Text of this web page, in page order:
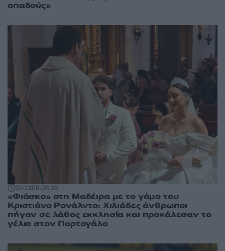
οπαδούς»
23:1308.08.26
«Φιάσκο» στη Μαδέιρα με το γάμο του
Κριστιάνο Ρονάλντο: Χιλιάδες άνθρωποι
πήγαν σε λάθος εκκλησία και προκάλεσαν το
γέλιο στον Πορτογάλο